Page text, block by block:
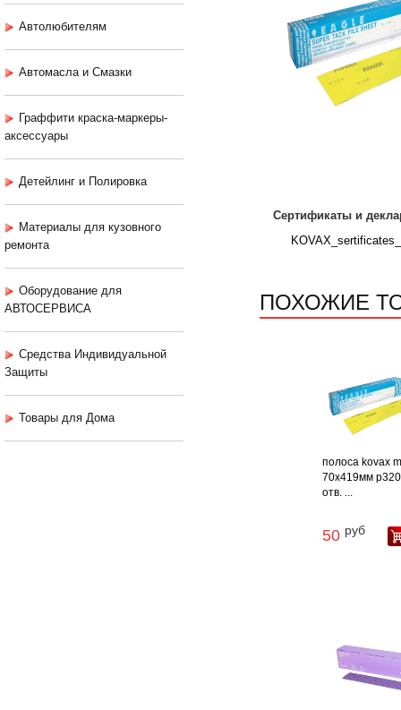
Автолюбителям
Автомасла и Смазки
Граффити краска-маркеры-
аксессуары
Детейлинг и Полировка
Материалы для кузовного
ремонта
Оборудование для
АВТОСЕРВИСА
Средства Индивидуальной
Защиты
Товары для Дома
Сертификаты и
ПОХОЖИЕ
полоса kovax
70х419мм
отв. ...
50 руб